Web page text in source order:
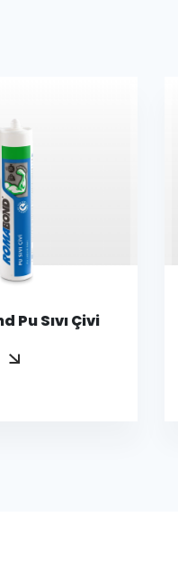
Pu Sıvı Çivi